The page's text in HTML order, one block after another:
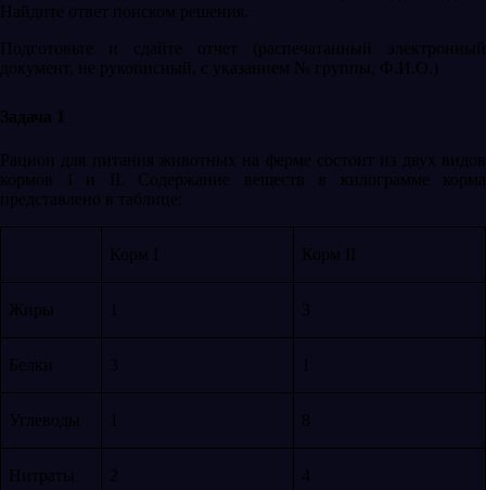
Найдите ответ поиском решения.
Подготовьте и сдайте отчет (распечатанный электронный
документ, не рукописный, с указанием № группы, Ф.И.О.)
Задача 1
Рацион для питания животных на ферме состоит из двух видов
кормов I и II. Содержание веществ в килограмме корма
представлено в таблице:
Корм I Корм II
Жиры 1 3
Белки 3 1
Углеводы 1 8
Нитраты 2 4